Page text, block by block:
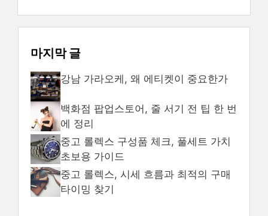
마지막 글
강남 가라오케, 왜 에티켓이 중요한가
백화점 팝업스토어, 줄 서기 전 팁 한 번
에 정리
중고 롤렉스 구성품 체크, 풀세트 가치
초보용 가이드
중고 롤렉스, 시세 흐름과 최적의 구매
타이밍 찾기